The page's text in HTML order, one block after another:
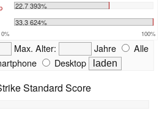
22.7 393%
33.3 624%
0% 100%
Max. Alter: Jahre
Alle
Desktop
Standard Score